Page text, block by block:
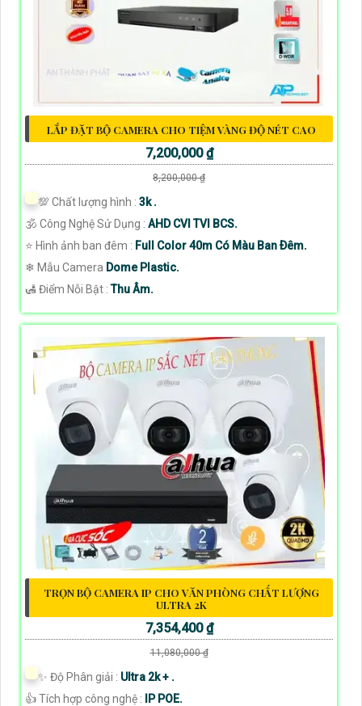
LẮP ĐẶT BỘ CAMERA CHO TIỆM VÀNG ĐỘ NÉT CAO
7,200,000 ₫
8,200,000 ₫
💯 Chất lượng hình : 3k .
🕉️ Công Nghệ Sử Dụng : AHD CVI TVI BCS.
⭐ Hình ảnh ban đêm : Full Color 40m Có Màu Ban Ðêm.
❄ Mẫu Camera Dome Plastic.
️🛃 Điểm Nỗi Bật :Thu Âm.
TRỌN BỘ CAMERA IP CHO VĂN PHÒNG CHẤT LƯỢNG
ULTRA 2K
7,354,400 ₫
11,080,000 ₫
✨ Độ Phân giải : Ultra 2k + .
👍 Tích hợp công nghệ :
IP POE.